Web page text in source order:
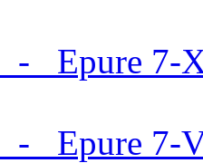
- Epure 7-
- Epure 7-